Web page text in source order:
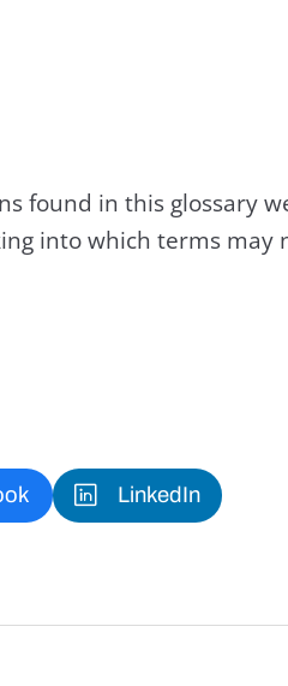
found in this glossary
into which terms
LinkedIn